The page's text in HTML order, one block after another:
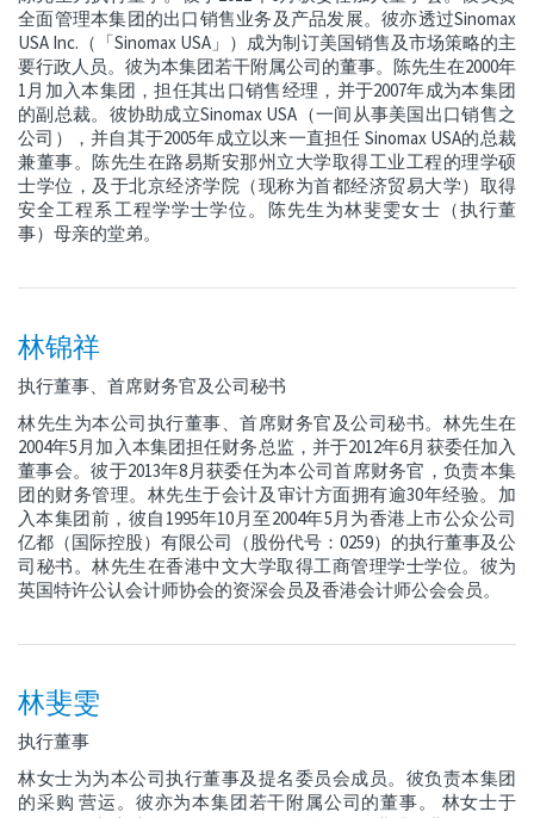
全面管理本集团的出口销售业务及产品发展。彼亦透过Sinomax
USA Inc.（「Sinomax USA」）成为制订美国销售及市场策略的主
要行政人员。彼为本集团若干附属公司的董事。陈先生在2000年
1月加入本集团，担任其出口销售经理，并于2007年成为本集团
的副总裁。彼协助成立Sinomax USA（一间从事美国出口销售之
公司），并自其于2005年成立以来一直担任 Sinomax USA的总裁
兼董事。陈先生在路易斯安那州立大学取得工业工程的理学硕
士学位，及于北京经济学院（现称为首都经济贸易大学）取得
安全工程系工程学学士学位。陈先生为林斐雯女士（执行董
事）母亲的堂弟。
林锦祥
执行董事、首席财务官及公司秘书
林先生为本公司执行董事、首席财务官及公司秘书。林先生在
2004年5月加入本集团担任财务总监，并于2012年6月获委任加入
董事会。彼于2013年8月获委任为本公司首席财务官，负责本集
团的财务管理。林先生于会计及审计方面拥有逾30年经验。加
入本集团前，彼自1995年10月至2004年5月为香港上市公众公司
亿都（国际控股）有限公司（股份代号：0259）的执行董事及公
司秘书。林先生在香港中文大学取得工商管理学士学位。彼为
英国特许公认会计师协会的资深会员及香港会计师公会会员。
林斐雯
执行董事
林女士为为本公司执行董事及提名委员会成员。彼负责本集团
的采购 营运。彼亦为本集团若干附属公司的董事。 林女士于